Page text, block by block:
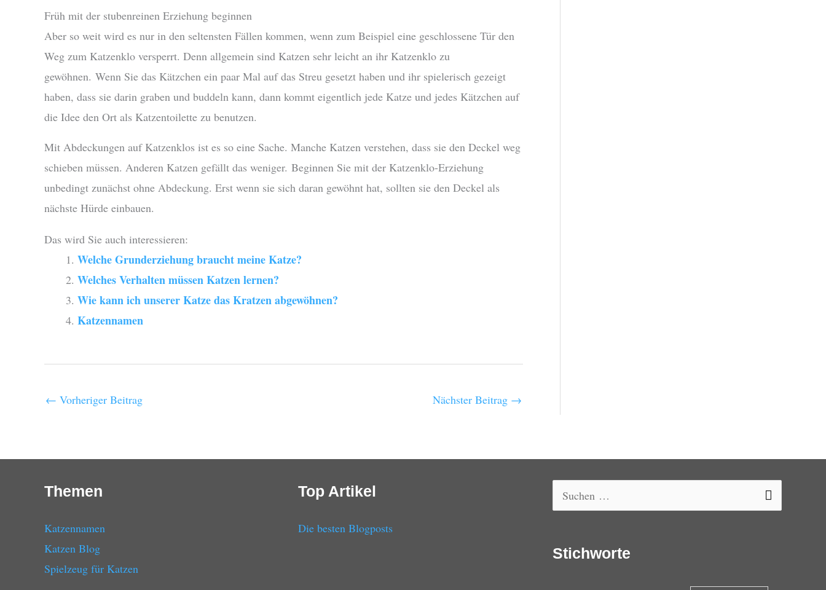
Früh mit der stubenreinen Erziehung beginnen
Aber so weit wird es nur in den seltensten Fällen kommen, wenn zum Beispiel eine geschlossene Tür den
Weg zum Katzenklo versperrt. Denn allgemein sind Katzen sehr leicht an ihr Katzenklo zu
gewöhnen. Wenn Sie das Kätzchen ein paar Mal auf das Streu gesetzt haben und ihr spielerisch gezeigt
haben, dass sie darin graben und buddeln kann, dann kommt eigentlich jede Katze und jedes Kätzchen auf
die Idee den Ort als Katzentoilette zu benutzen.
Mit Abdeckungen auf Katzenklos ist es so eine Sache. Manche Katzen verstehen, dass sie den Deckel weg
schieben müssen. Anderen Katzen gefällt das weniger. Beginnen Sie mit der Katzenklo-Erziehung
unbedingt zunächst ohne Abdeckung. Erst wenn sie sich daran gewöhnt hat, sollten sie den Deckel als
nächste Hürde einbauen.
Das wird Sie auch interessieren:
Welche Grunderziehung braucht meine Katze?
Welches Verhalten müssen Katzen lernen?
Wie kann ich unserer Katze das Kratzen abgewöhnen?
Katzennamen
← Vorheriger Beitrag Nächster Beitrag →
Themen
Katzennamen
Katzen Blog
Spielzeug für Katzen
Top Artikel
Die besten Blogposts
Suchen
nach:
Stichworte